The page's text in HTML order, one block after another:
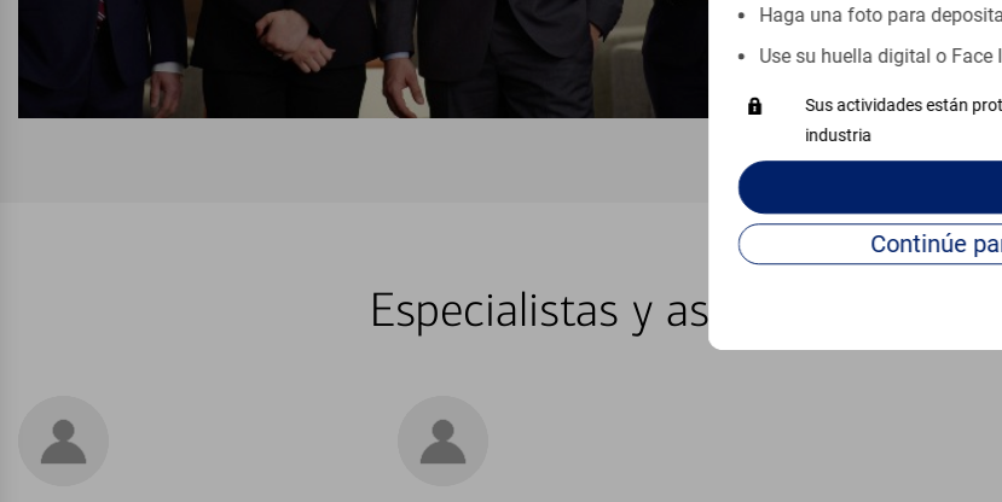
Haga una foto para
Use su huella digital o Face
Sus actividades están
industria
Especialistas y asesores locales